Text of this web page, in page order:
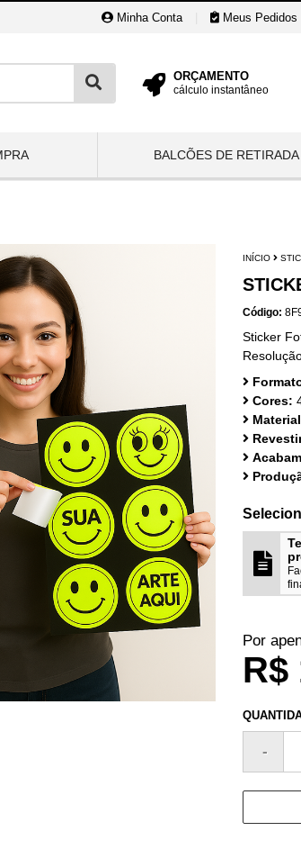
Minha Conta Meus Pedidos
ORÇAMENTO
cálculo instantâneo
BALCÕES DE RETIRADA
INÍCIO
Código:
Sticker
Cores:
Por
R$